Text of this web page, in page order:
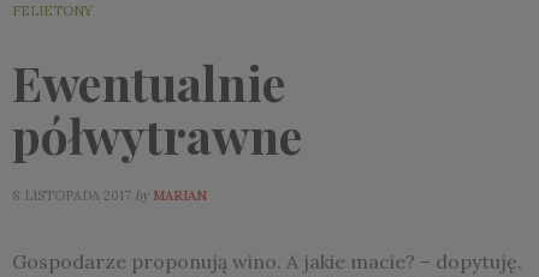
FELIETONY
Ewentualnie
półwytrawne
8 LISTOPADA 2017 by MARIAN
Gospodarze proponują wino. A jakie macie? – dopytuję.